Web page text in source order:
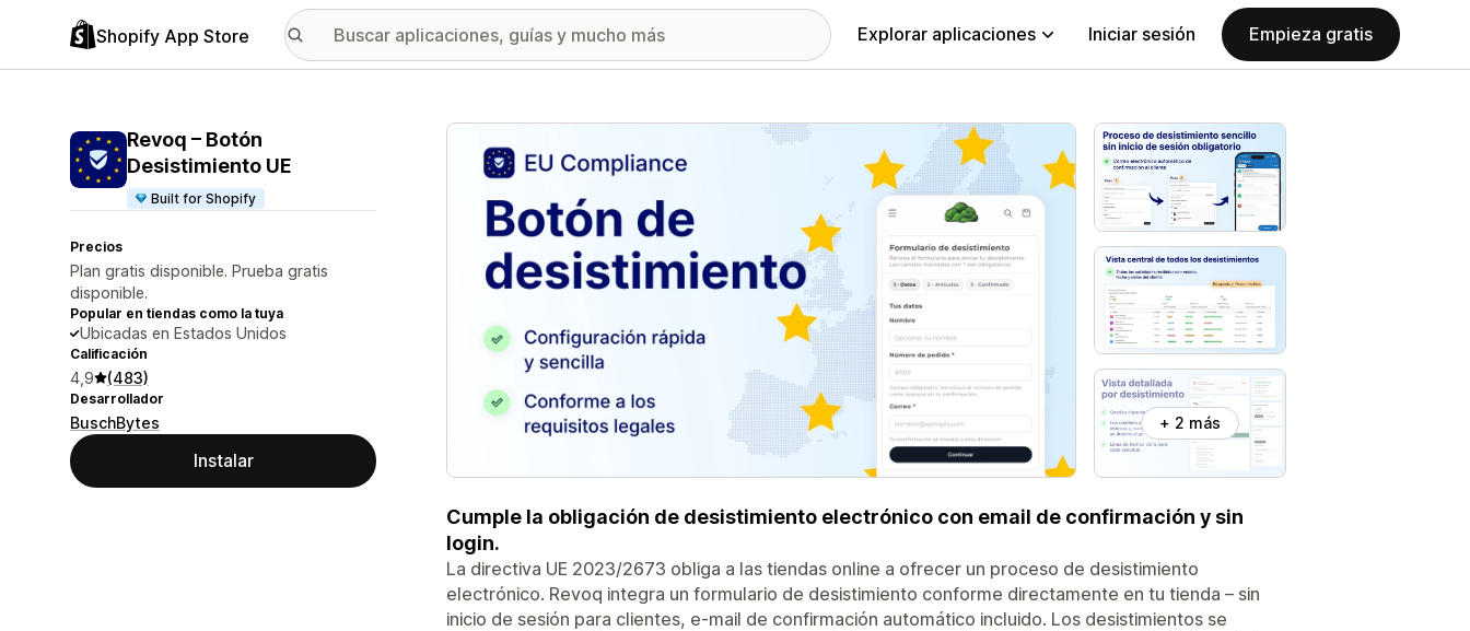
Shopify App Store Explorar aplicaciones Iniciar sesión Empieza gratis
Revoq – Botón
Desistimiento UE
Built for Shopify
Precios
Plan gratis disponible. Prueba gratis
disponible.
Popular en tiendas como la tuya
Ubicadas en Estados Unidos
Calificación
4,9 (483)
Desarrollador
BuschBytes
Instalar
Galería de imágenes destacadas
+ 2 más
Cumple la obligación de desistimiento electrónico con email de confirmación y sin
login.
La directiva UE 2023/2673 obliga a las tiendas online a ofrecer un proceso de desistimiento
electrónico. Revoq integra un formulario de desistimiento conforme directamente en tu tienda – sin
inicio de sesión para clientes, e-mail de confirmación automático incluido. Los desistimientos se